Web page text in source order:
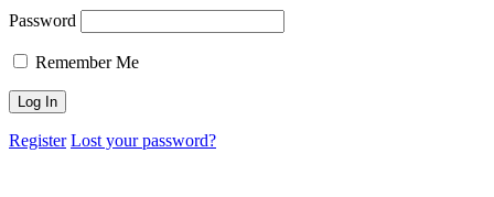
Password
Remember Me
Register Lost your password?